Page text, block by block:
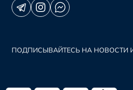
ПОДПИСЫВАЙТЕСЬ НА НОВОСТИ